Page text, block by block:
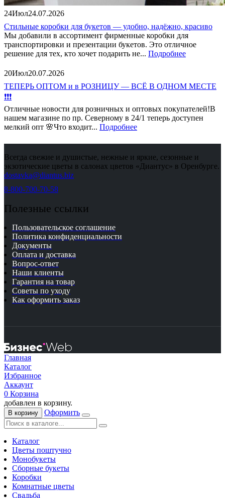
24Июл24.07.2026
Стильные коробки для букетов — удобно, надёжно, красиво
Мы добавили в ассортимент фирменные коробки для
транспортировки и презентации букетов. Это отличное
решение для тех, кто хочет подарить не... Подробнее
20Июл20.07.2026
ТЕПЕРЬ ОПТОМ и в РОЗНИЦУ — ВСЁ В ОДНОМ МЕСТЕ
❗❗❗
Отличные новости для розничных и оптовых покупателей!В
нашем магазине по пр. Северному в 24/1 теперь доступен
мелкий опт 🌸Что входит... Подробнее
Всегда свежие и душистые, нежные и яркие, сезонные и
экзотические цветы в салонах цветов «Диантус» в Оренбурге.
dostavka@diantus.biz
8-800-700-70-58
Полезные ссылки
Пользовательское соглашение
Политика конфиденциальности
Документы
Оплата и доставка
Вопрос-ответ
Наши клиенты
Гарантия на товар
Советы по уходу
Как оформить заказ
Главная
Каталог
Избранное
Аккаунт
0 Корзина
добавлен в корзину.
В корзину Оформить
Каталог
Цветы поштучно
Монобукеты
Сборные букеты
Коробки
Комнатные цветы
Свадьба